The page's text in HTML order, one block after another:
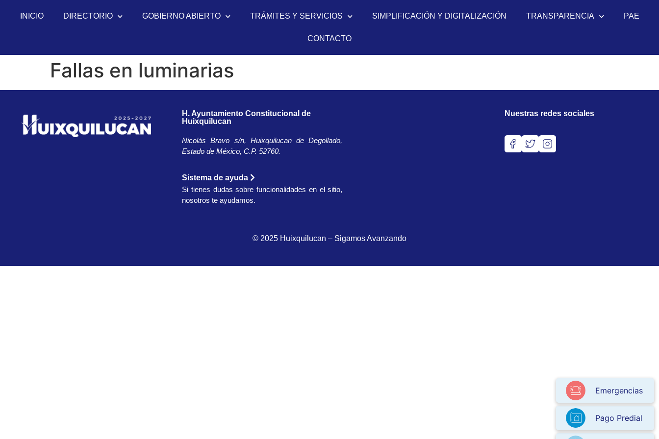
INICIO DIRECTORIO GOBIERNO ABIERTO TRÁMITES Y SERVICIOS SIMPLIFICACIÓN Y DIGITALIZACIÓN TRANSPARENCIA PAE
CONTACTO
Fallas en luminarias
H. Ayuntamiento Constitucional de
Huixquilucan
Nicolás Bravo s/n, Huixquilucan de Degollado,
Estado de México, C.P. 52760.​
Sistema de ayuda
Si tienes dudas sobre funcionalidades en el sitio,
nosotros te ayudamos.
Nuestras redes sociales
© 2025 Huixquilucan – Sigamos Avanzando
Pago Predial
Emergencias